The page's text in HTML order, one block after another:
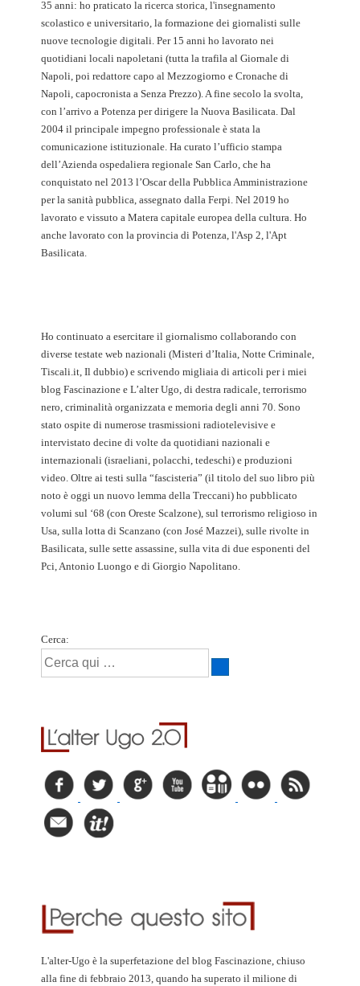
35 anni: ho praticato la ricerca storica, l'insegnamento
scolastico e universitario, la formazione dei giornalisti sulle
nuove tecnologie digitali. Per 15 anni ho lavorato nei
quotidiani locali napoletani (tutta la trafila al Giornale di
Napoli, poi redattore capo al Mezzogiorno e Cronache di
Napoli, capocronista a Senza Prezzo). A fine secolo la svolta,
con l’arrivo a Potenza per dirigere la Nuova Basilicata. Dal
2004 il principale impegno professionale è stata la
comunicazione istituzionale. Ha curato l’ufficio stampa
dell’Azienda ospedaliera regionale San Carlo, che ha
conquistato nel 2013 l’Oscar della Pubblica Amministrazione
per la sanità pubblica, assegnato dalla Ferpi. Nel 2019 ho
lavorato e vissuto a Matera capitale europea della cultura. Ho
anche lavorato con la provincia di Potenza, l'Asp 2, l'Apt
Basilicata.
Ho continuato a esercitare il giornalismo collaborando con
diverse testate web nazionali (Misteri d’Italia, Notte Criminale,
Tiscali.it, Il dubbio) e scrivendo migliaia di articoli per i miei
blog Fascinazione e L’alter Ugo, di destra radicale, terrorismo
nero, criminalità organizzata e memoria degli anni 70. Sono
stato ospite di numerose trasmissioni radiotelevisive e
intervistato decine di volte da quotidiani nazionali e
internazionali (israeliani, polacchi, tedeschi) e produzioni
video. Oltre ai testi sulla “fascisteria” (il titolo del suo libro più
noto è oggi un nuovo lemma della Treccani) ho pubblicato
volumi sul ‘68 (con Oreste Scalzone), sul terrorismo religioso in
Usa, sulla lotta di Scanzano (con José Mazzei), sulle rivolte in
Basilicata, sulle sette assassine, sulla vita di due esponenti del
Pci, Antonio Luongo e di Giorgio Napolitano.
Cerca:
L'alter-Ugo è la superfetazione del blog Fascinazione, chiuso
alla fine di febbraio 2013, quando ha superato il milione di